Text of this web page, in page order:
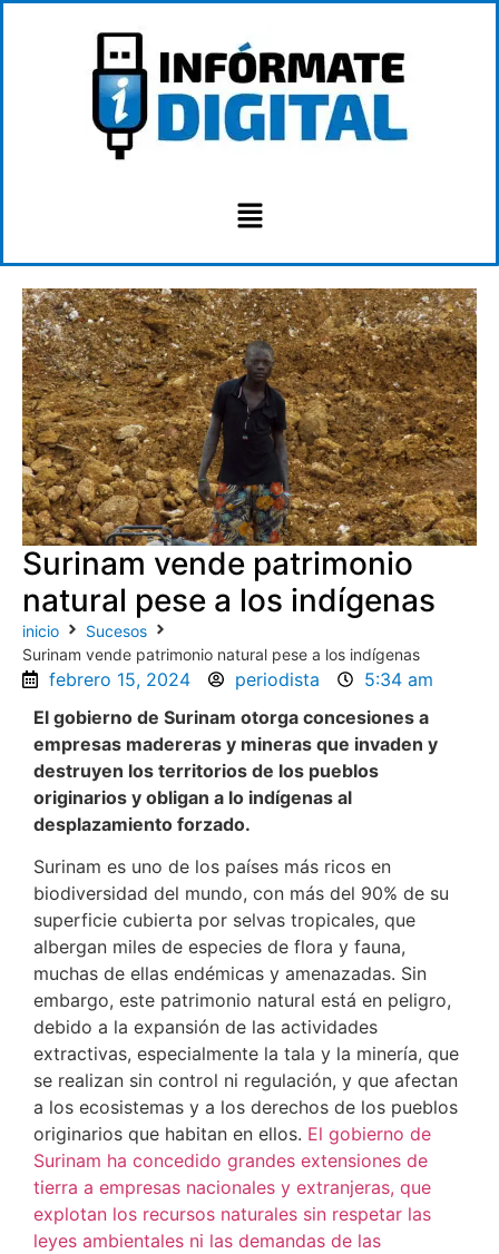
Surinam vende patrimonio
natural pese a los indígenas
inicio
Sucesos
Surinam vende patrimonio natural pese a los indígenas
febrero 15, 2024 periodista
5:34 am
El gobierno de Surinam otorga concesiones a
empresas madereras y mineras que invaden y
destruyen los territorios de los pueblos
originarios y obligan a lo indígenas al
desplazamiento forzado.
Surinam es uno de los países más ricos en
biodiversidad del mundo, con más del 90% de su
superficie cubierta por selvas tropicales, que
albergan miles de especies de flora y fauna,
muchas de ellas endémicas y amenazadas. Sin
embargo, este patrimonio natural está en peligro,
debido a la expansión de las actividades
extractivas, especialmente la tala y la minería, que
se realizan sin control ni regulación, y que afectan
a los ecosistemas y a los derechos de los pueblos
originarios que habitan en ellos. El gobierno de
Surinam ha concedido grandes extensiones de
tierra a empresas nacionales y extranjeras, que
explotan los recursos naturales sin respetar las
leyes ambientales ni las demandas de las